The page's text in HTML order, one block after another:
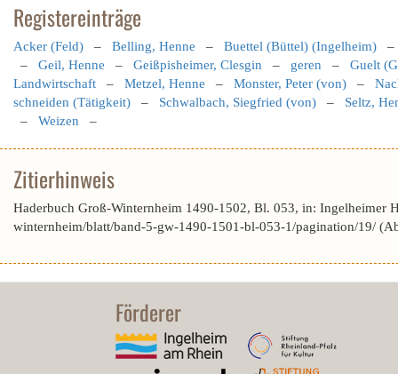
Registereinträge
Acker (Feld) – Belling, Henne – Buettel (Büttel) (Ingelheim)
– Geil, Henne – Geißpisheimer, Clesgin – geren – Guelt
Landwirtschaft – Metzel, Henne – Monster, Peter (von) –
schneiden (Tätigkeit) – Schwalbach, Siegfried (von) – Seltz,
– Weizen –
Zitierhinweis
Haderbuch Groß-Winternheim 1490-1502, Bl. 053, in: Ingelheimer
winternheim/blatt/band-5-gw-1490-1501-bl-053-1/pagination/19/
Förderer